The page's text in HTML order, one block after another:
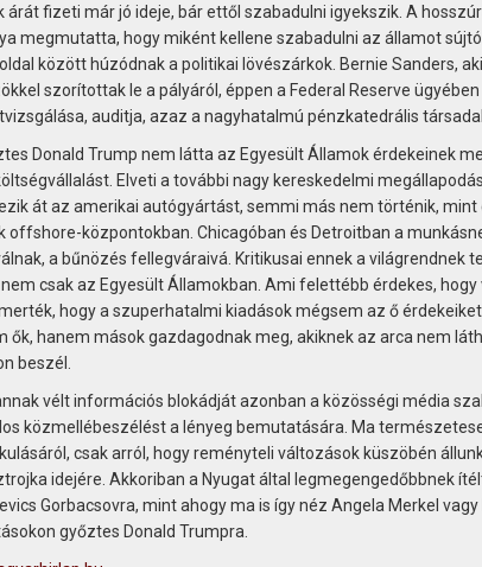
árát fizeti már jó ideje, bár ettől szabadulni igyekszik. A
megmutatta, hogy miként kellene szabadulni az államot
között húzódnak a politikai lövészárkok. Bernie Sanders,
szorítottak le a pályáról, éppen a Federal Reserve
auditja, azaz a nagyhatalmú pénzkatedrális
Donald Trump nem látta az Egyesült Államok érdekeinek
Elveti a további nagy kereskedelmi
át az amerikai autógyártást, semmi más nem történik, mint
offshore-központokban. Chicagóban és Detroitban a
a bűnözés fellegváraivá. Kritikusai ennek a világrendnek
csak az Egyesült Államokban. Ami felettébb érdekes, hogy
hogy a szuperhatalmi kiadások mégsem az ő
ők, hanem mások gazdagodnak meg, akiknek az arca nem
beszél.
vélt információs blokádját azonban a közösségi média
közmellébeszélést a lényeg bemutatására. Ma
csak arról, hogy reményteli változások küszöbén
idejére. Akkoriban a Nyugat által legmegengedőbbnek
Gorbacsovra, mint ahogy ma is így néz Angela Merkel vagy
győztes Donald Trumpra.